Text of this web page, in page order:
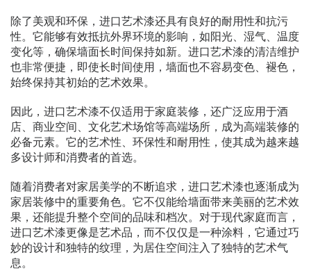
除了美观和环保，进口艺术漆还具有良好的耐用性和抗污
性。它能够有效抵抗外界环境的影响，如阳光、湿气、温度
变化等，确保墙面长时间保持如新。进口艺术漆的清洁维护
也非常便捷，即使长时间使用，墙面也不容易变色、褪色，
始终保持其初始的艺术效果。
因此，进口艺术漆不仅适用于家庭装修，还广泛应用于酒
店、商业空间、文化艺术场馆等高端场所，成为高端装修的
必备元素。它的艺术性、环保性和耐用性，使其成为越来越
多设计师和消费者的首选。
随着消费者对家居美学的不断追求，进口艺术漆也逐渐成为
家居装修中的重要角色。它不仅能给墙面带来美丽的艺术效
果，还能提升整个空间的品味和档次。对于现代家庭而言，
进口艺术漆更像是艺术品，而不仅仅是一种涂料，它通过巧
妙的设计和独特的纹理，为居住空间注入了独特的艺术气
息。